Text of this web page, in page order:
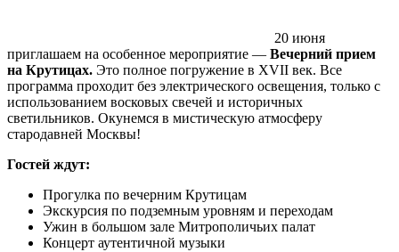
20 июня
приглашаем на особенное мероприятие ― Вечерний прием
на Крутицах. Это полное погружение в XVII век. Все
программа проходит без электрического освещения, только с
использованием восковых свечей и историчных
светильников. Окунемся в мистическую атмосферу
стародавней Москвы!
Гостей ждут:
Прогулка по вечерним Крутицам
Экскурсия по подземным уровням и переходам
Ужин в большом зале Митрополичьих палат
Концерт аутентичной музыки